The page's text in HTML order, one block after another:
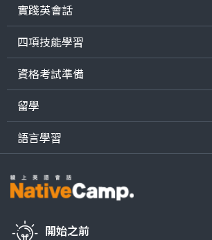
實踐英會話
四項技能學習
資格考試準備
留學
語言學習
開始之前